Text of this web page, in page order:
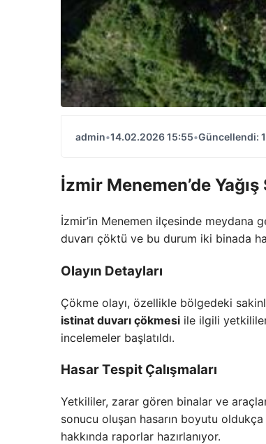
admin•14.02.2026 15:55•Güncellendi:
İzmir Menemen’de
İzmir’in Menemen ilçesinde meydana
duvarı çöktü ve bu durum iki binada
Olayın Detayları
Çökme olayı, özellikle bölgedeki
istinat duvarı çökmesi ile ilgili
incelemeler başlatıldı.
Hasar Tespit Çalışmaları
Yetkililer, zarar gören binalar ve
sonucu oluşan hasarın boyutu
hakkında raporlar hazırlanıyor.